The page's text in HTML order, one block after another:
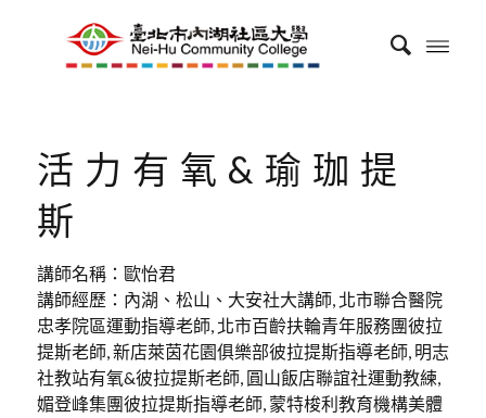
活力有氧&瑜珈提
斯
講師名稱：歐怡君
講師經歷：內湖、松山、大安社大講師, 北市聯合醫院
忠孝院區運動指導老師, 北市百齡扶輪青年服務團彼拉
提斯老師, 新店萊茵花園俱樂部彼拉提斯指導老師, 明志
社教站有氧&彼拉提斯老師, 圓山飯店聯誼社運動教練,
媚登峰集團彼拉提斯指導老師, 蒙特梭利教育機構美體